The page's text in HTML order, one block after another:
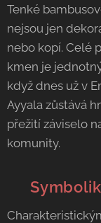
Tenké
nejsou jen
nebo kopí. Celé
kmen je
když dnes už v
Ayyala zůstává
přežití záviselo
komunity.
🤝